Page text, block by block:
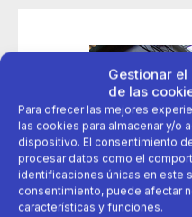
Gestionar
de las
Para ofrecer las mejores
las cookies para almacenar y/o
dispositivo. El consentimiento
procesar datos como el
identificaciones únicas en este
consentimiento, puede afectar
características y funciones.